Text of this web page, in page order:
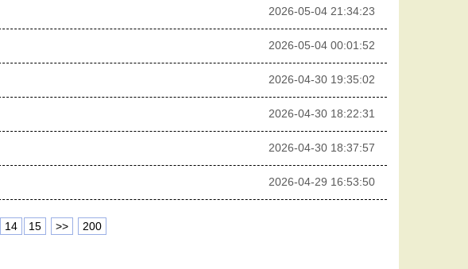
2026-05-04 21:34:23
2026-05-04 00:01:52
2026-04-30 19:35:02
2026-04-30 18:22:31
2026-04-30 18:37:57
2026-04-29 16:53:50
14 15 >> 200